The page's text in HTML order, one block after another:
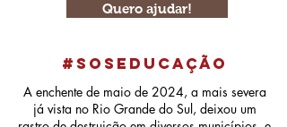
Quero ajudar!
#soseducação
A enchente de maio de 2024, a mais severa
já vista no Rio Grande do Sul, deixou um